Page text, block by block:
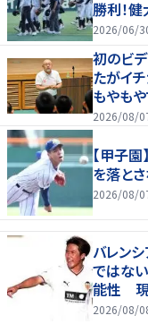
勝利！
2026/06/
初のビ
たがイ
もやも
2026/08/
【甲子園
を落と
2026/08/
バレン
ではな
能性 現
肢を提供
2026/08/